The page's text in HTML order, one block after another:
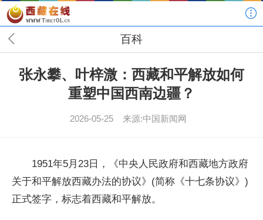
百科
张永攀、叶梓溦：西藏和平解放如何
重塑中国西南边疆？
2026-05-25 来源:中国新闻网
1951年5月23日，《中央人民政府和西藏地方政府
关于和平解放西藏办法的协议》(简称《十七条协议》)
正式签字，标志着西藏和平解放。